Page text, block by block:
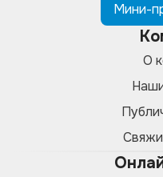
Мини-
О